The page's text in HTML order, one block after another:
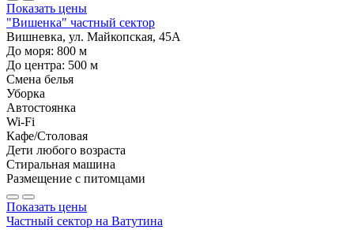
Показать цены
"Вишенка" частный сектор
Вишневка, ул. Майкопская, 45А
До моря: 800 м
До центра: 500 м
Смена белья
Уборка
Автостоянка
Wi-Fi
Кафе/Столовая
Дети любого возраста
Стиральная машина
Размещение с питомцами
Показать цены
Частный сектор на Ватутина